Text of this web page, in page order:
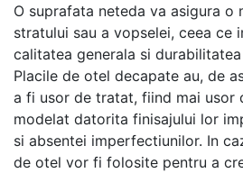
O suprafata neteda va asigura o
stratului sau a vopselei, ceea ce
calitatea generala si
Placile de otel decapate au, de
a fi usor de tratat, fiind mai usor
modelat datorita finisajului lor
si absentei imperfectiunilor. In
de otel vor fi folosite pentru a